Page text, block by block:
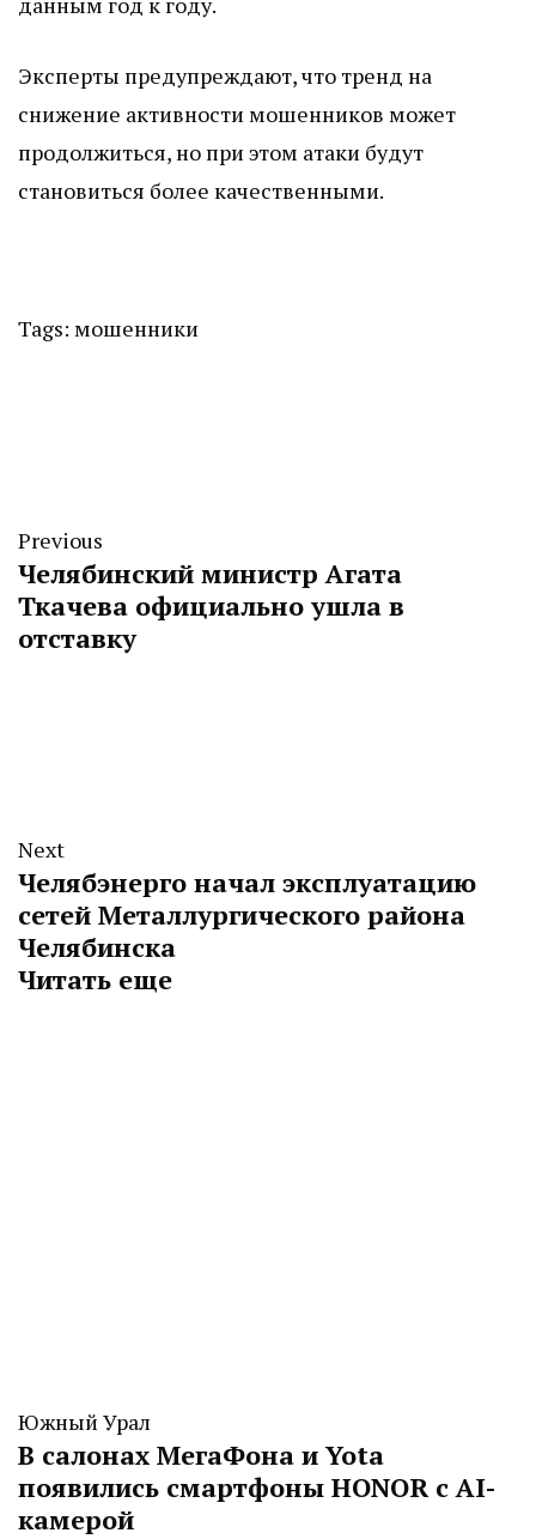
Эксперты предупреждают, что тренд на
снижение активности мошенников может
продолжиться, но при этом атаки будут
становиться более качественными.
Tags: мошенники
Previous
Челябинский министр Агата
Ткачева официально ушла в
отставку
Next
Челябэнерго начал эксплуатацию
сетей Металлургического района
Челябинска
Читать еще
Южный Урал
В салонах МегаФона и Yota
появились смартфоны HONOR с AI-
камерой